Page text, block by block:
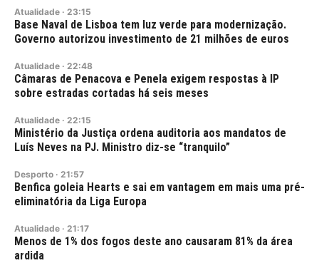
Atualidade · 23:15
Base Naval de Lisboa tem luz verde para modernização.
Governo autorizou investimento de 21 milhões de euros
Atualidade · 22:48
Câmaras de Penacova e Penela exigem respostas à IP
sobre estradas cortadas há seis meses
Atualidade · 22:15
Ministério da Justiça ordena auditoria aos mandatos de
Luís Neves na PJ. Ministro diz-se “tranquilo”
Desporto · 21:57
Benfica goleia Hearts e sai em vantagem em mais uma pré-
eliminatória da Liga Europa
Atualidade · 21:17
Menos de 1% dos fogos deste ano causaram 81% da área
ardida